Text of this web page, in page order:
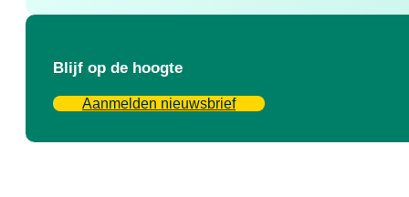
Blijf op de hoogte
Aanmelden nieuwsbrief